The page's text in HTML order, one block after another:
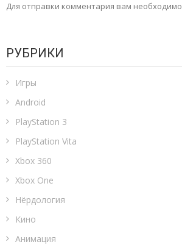
Для отправки комментария вам необходимо
РУБРИКИ
Игры
Android
PlayStation 3
PlayStation Vita
Xbox 360
Xbox One
Нёрдология
Кино
Анимация